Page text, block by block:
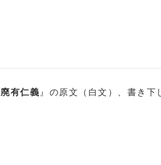
有仁義 』の原文（白文）、書き